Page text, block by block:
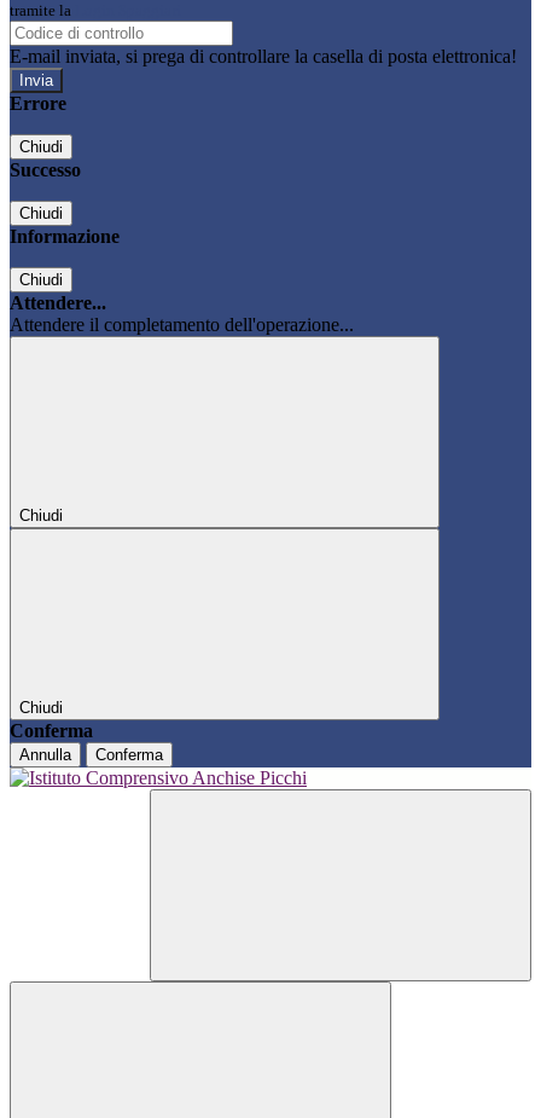
tramite la
E-mail inviata, si prega di controllare la casella di posta elettronica!
Errore
Chiudi
Successo
Chiudi
Informazione
Chiudi
Attendere...
Attendere il completamento dell'operazione...
Chiudi
Chiudi
Conferma
Annulla Conferma